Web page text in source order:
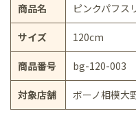
商品名 ピンクパフス
サイズ 120cm
商品番号 bg-120-003
対象店舗 ボーノ相模大